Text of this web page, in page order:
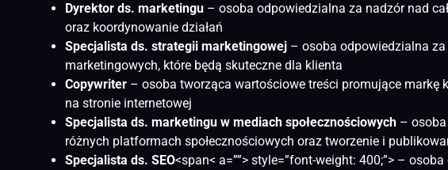
Dyrektor ds. marketingu – osoba odpowiedzialna za nadzór nad
oraz koordynowanie działań
Specjalista ds. strategii marketingowej – osoba odpowiedzialna
marketingowych, które będą skuteczne dla klienta
Copywriter – osoba tworząca wartościowe treści promujące markę
na stronie internetowej
Specjalista ds. marketingu w mediach społecznościowych –
różnych platformach społecznościowych oraz tworzenie i
Specjalista ds. SEO<span< a=””> style=”font-weight: 400;”> –